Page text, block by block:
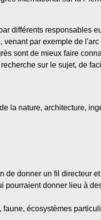
différents responsables
par exemple de l'arc
sont de mieux faire
sur le sujet, de
la nature, architecture,
de donner un fil directeur
pourraient donner lieu à
écosystèmes